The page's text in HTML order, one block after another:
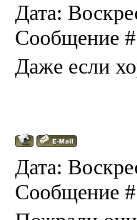
Дата:
Сообщение
Даже если
Дата:
Сообщение